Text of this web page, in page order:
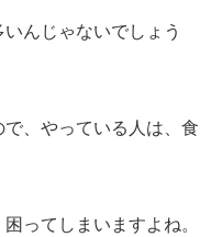
んじゃないでしょう
、やっている人は、食
ってしまいますよね。